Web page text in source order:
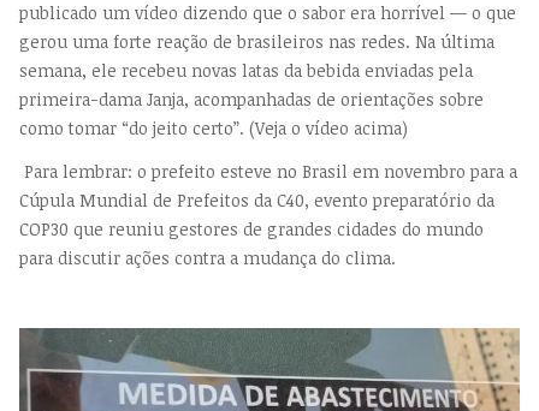
publicado um vídeo dizendo que o sabor era horrível — o que
gerou uma forte reação de brasileiros nas redes. Na última
semana, ele recebeu novas latas da bebida enviadas pela
primeira-dama Janja, acompanhadas de orientações sobre
como tomar “do jeito certo”. (Veja o vídeo acima)
Para lembrar: o prefeito esteve no Brasil em novembro para a
Cúpula Mundial de Prefeitos da C40, evento preparatório da
COP30 que reuniu gestores de grandes cidades do mundo
para discutir ações contra a mudança do clima.